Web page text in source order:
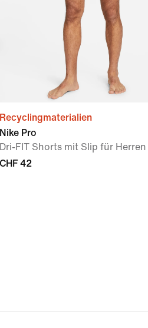
Recyclingmaterialien
Nike Pro
Dri-FIT Shorts mit Slip für Herren
CHF 42